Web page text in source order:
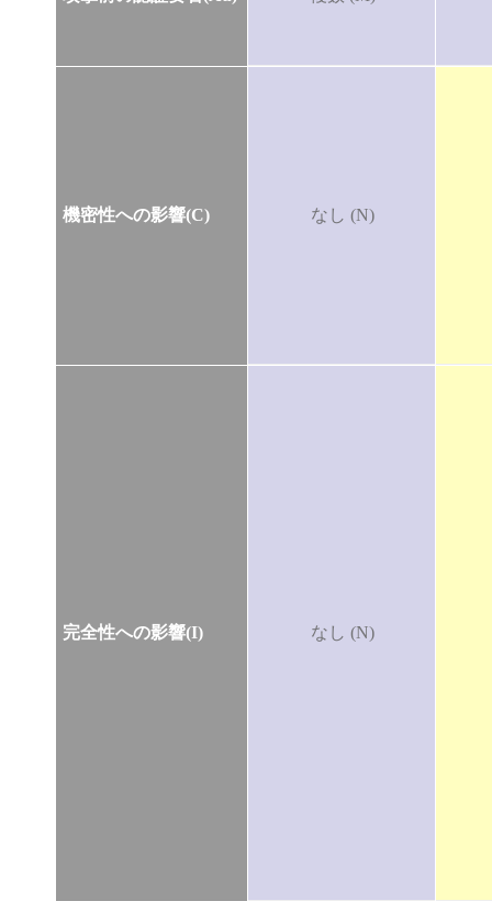
機密性への影響(C) なし (N)
完全性への影響(I) なし (N)